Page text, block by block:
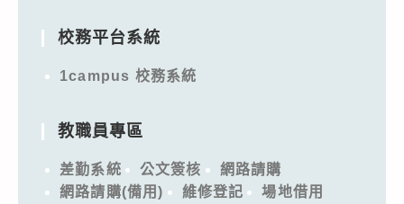
校務平台系統
1campus 校務系統
教職員專區
差勤系統 公文簽核
網路請購
網路請購(備用)
維修登記
場地借用